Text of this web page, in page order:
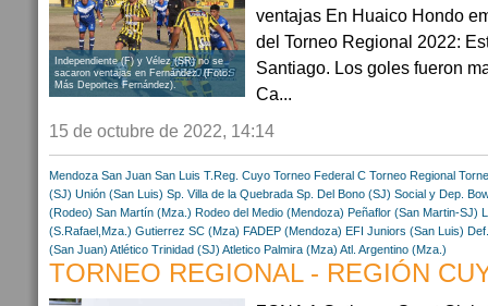
Independiente (F) y Vélez (SR) no se
sacaron ventajas en Fernández. (Foto:
Más Deportes Fernández).
ventajas En Huaico Hondo
del Torneo Regional 2022:
Santiago. Los goles fueron
Ca...
15 de octubre de 2022, 14:14
Mendoza San Juan San Luis T.Reg. Cuyo Torneo Federal C Torneo Regional
(SJ) Unión (San Luis) Sp. Villa de la Quebrada Sp. Del Bono (SJ) Social y Dep.
(Rodeo) San Martín (Mza.) Rodeo del Medio (Mendoza) Peñaflor (San Martin-SJ)
(S.Rafael,Mza.) Gutierrez SC (Mza) FADEP (Mendoza) EFI Juniors (San Luis)
(San Juan) Atlético Trinidad (SJ) Atletico Palmira (Mza) Atl. Argentino (Mza.)
TORNEO REGIONAL - REGIÓN